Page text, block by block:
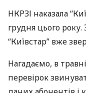
НКРЗІ наказала
грудня цього
“Київстар” вже
Нагадаємо, в
перевірок